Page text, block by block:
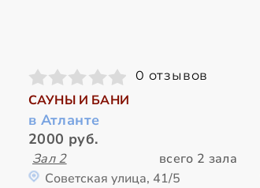
0 отзывов
САУНЫ И БАНИ
в Атланте
2000 руб.
Зал 2
всего 2 зала
Советская улица, 41/5